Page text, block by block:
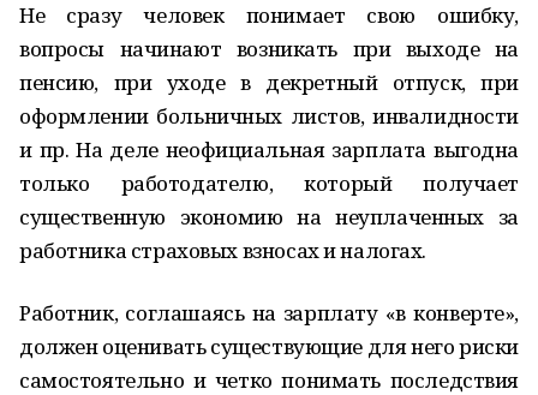
Не сразу человек понимает свою ошибку,
вопросы начинают возникать при выходе на
пенсию, при уходе в декретный отпуск, при
оформлении больничных листов, инвалидности
и пр. На деле неофициальная зарплата выгодна
только работодателю, который получает
существенную экономию на неуплаченных за
работника страховых взносах и налогах.
Работник, соглашаясь на зарплату «в конверте»,
должен оценивать существующие для него риски
самостоятельно и четко понимать последствия